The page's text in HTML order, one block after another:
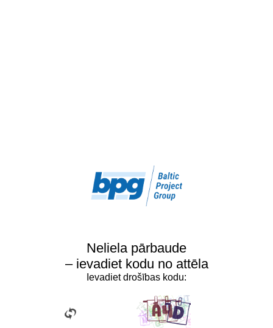
Neliela pārbaude
– ievadiet kodu no attēla
Ievadiet drošības kodu: